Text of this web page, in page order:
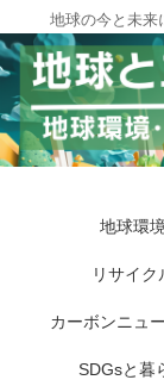
地球の今と未来
地球環境
リサイク
カーボンニュ
SDGsと暮